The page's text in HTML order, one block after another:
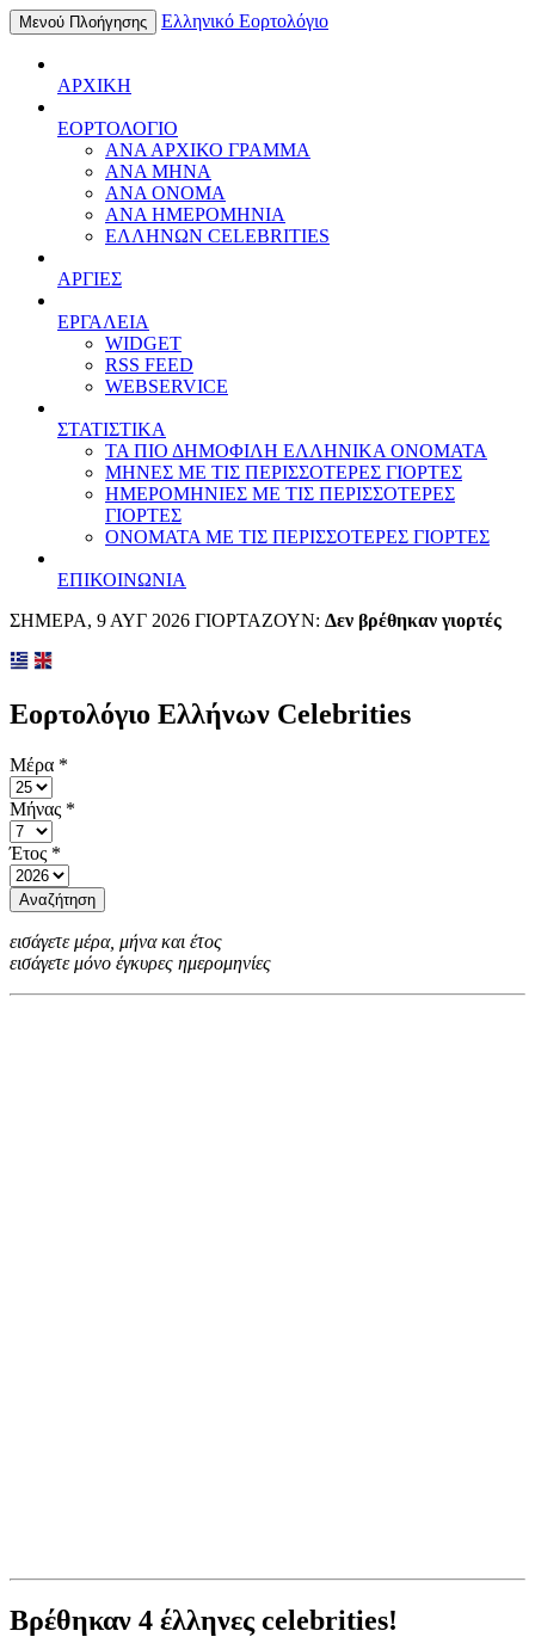
Μενού Πλοήγησης Ελληνικό Εορτολόγιο
ΑΡΧΙΚΗ
ΕΟΡΤΟΛΟΓΙΟ
ΑΝΑ ΑΡΧΙΚΟ ΓΡΑΜΜΑ
ΑΝΑ ΜΗΝΑ
ΑΝΑ ΟΝΟΜΑ
ΑΝΑ ΗΜΕΡΟΜΗΝΙΑ
ΕΛΛΗΝΩΝ CELEBRITIES
ΑΡΓΙΕΣ
ΕΡΓΑΛΕΙΑ
WIDGET
RSS FEED
WEBSERVICE
ΣΤΑΤΙΣΤΙΚΑ
ΤΑ ΠΙΟ ΔΗΜΟΦΙΛΗ ΕΛΛΗΝΙΚΑ ΟΝΟΜΑΤΑ
ΜΗΝΕΣ ΜΕ ΤΙΣ ΠΕΡΙΣΣΟΤΕΡΕΣ ΓΙΟΡΤΕΣ
ΗΜΕΡΟΜΗΝΙΕΣ ΜΕ ΤΙΣ ΠΕΡΙΣΣΟΤΕΡΕΣ
ΓΙΟΡΤΕΣ
ΟΝΟΜΑΤΑ ΜΕ ΤΙΣ ΠΕΡΙΣΣΟΤΕΡΕΣ ΓΙΟΡΤΕΣ
ΕΠΙΚΟΙΝΩΝΙΑ
ΣΗΜΕΡΑ, 9 ΑΥΓ 2026 ΓΙΟΡΤΑΖΟΥΝ: Δεν βρέθηκαν γιορτές
Εορτολόγιο Ελλήνων Celebrities
Μέρα *
Μήνας *
Έτος *
Αναζήτηση
εισάγετε μέρα, μήνα και έτος
εισάγετε μόνο έγκυρες ημερομηνίες
Βρέθηκαν 4 έλληνες celebrities!